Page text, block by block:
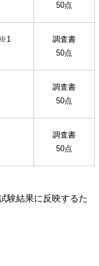
50点
※1
調査書
50点
調査書
50点
調査書
50点
験結果に反映するた